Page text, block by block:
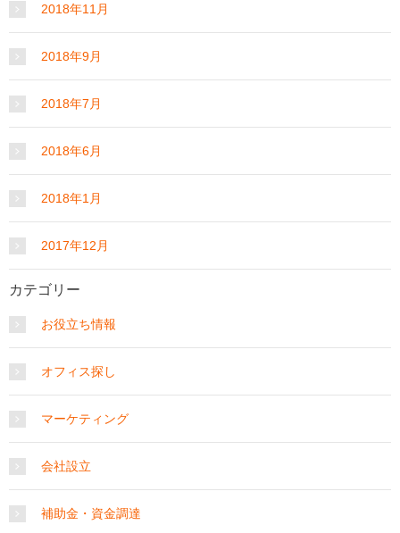
2018年11月
2018年9月
2018年7月
2018年6月
2018年1月
2017年12月
カテゴリー
お役立ち情報
オフィス探し
マーケティング
会社設立
補助金・資金調達